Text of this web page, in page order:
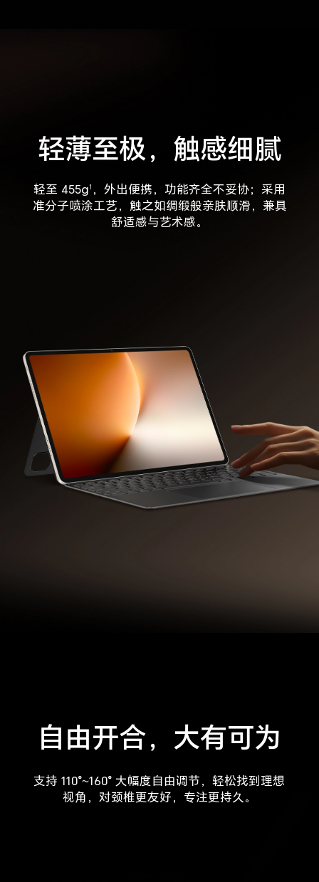
轻薄至极，触感细腻
轻至 455g 1 ，外出便携，功能齐全不妥协；采用
准分子喷涂工艺，触之如绸缎般亲肤顺滑，兼具
舒适感与艺术感。
自由开合， 大有可为
支持 110°~160° 大幅度自由调节，轻松找到理想
视角，对颈椎更友好，专注更持久。